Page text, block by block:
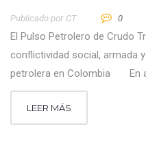
Publicado por CT 0
El Pulso Petrolero de Crudo
conflictividad social, armada
petrolera en Colombia En
LEER MÁS